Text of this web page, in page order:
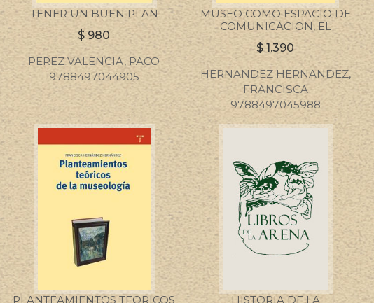
TENER UN BUEN PLAN
$980
PEREZ VALENCIA, PACO
9788497044905
MUSEO COMO ESPACIO DE
COMUNICACION, EL
$1.390
HERNANDEZ HERNANDEZ,
FRANCISCA
9788497045988
PLANTEAMIENTOS TEORICOS
HISTORIA DE LA